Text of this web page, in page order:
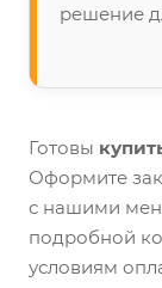
решение
Готовы
Оформите
с нашими
подробной
условиям